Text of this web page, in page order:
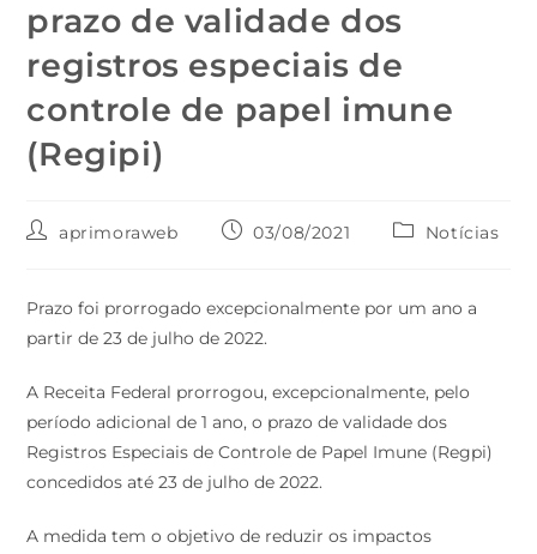
prazo de validade dos
registros especiais de
controle de papel imune
(Regipi)
aprimoraweb 03/08/2021 Notícias
Prazo foi prorrogado excepcionalmente por um ano a
partir de 23 de julho de 2022.
A Receita Federal prorrogou, excepcionalmente, pelo
período adicional de 1 ano, o prazo de validade dos
Registros Especiais de Controle de Papel Imune (Regpi)
concedidos até 23 de julho de 2022.
A medida tem o objetivo de reduzir os impactos